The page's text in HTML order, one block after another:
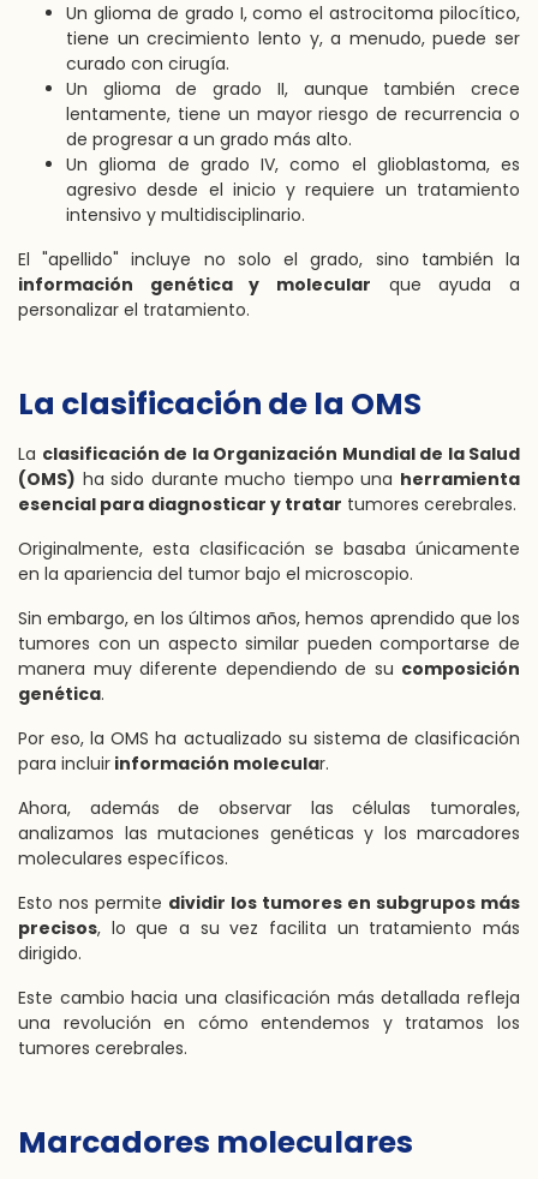
Un glioma de grado I, como el astrocitoma pilocítico,
tiene un crecimiento lento y, a menudo, puede ser
curado con cirugía.
Un glioma de grado II, aunque también crece
lentamente, tiene un mayor riesgo de recurrencia o
de progresar a un grado más alto.
Un glioma de grado IV, como el glioblastoma, es
agresivo desde el inicio y requiere un tratamiento
intensivo y multidisciplinario.
El "apellido" incluye no solo el grado, sino también la
información genética y molecular que ayuda a
personalizar el tratamiento.
La clasificación de la OMS
La clasificación de la Organización Mundial de la Salud
(OMS) ha sido durante mucho tiempo una herramienta
esencial para diagnosticar y tratar tumores cerebrales.
Originalmente, esta clasificación se basaba únicamente
en la apariencia del tumor bajo el microscopio.
Sin embargo, en los últimos años, hemos aprendido que los
tumores con un aspecto similar pueden comportarse de
manera muy diferente dependiendo de su composición
genética.
Por eso, la OMS ha actualizado su sistema de clasificación
para incluir información molecular.
Ahora, además de observar las células tumorales,
analizamos las mutaciones genéticas y los marcadores
moleculares específicos.
Esto nos permite dividir los tumores en subgrupos más
precisos, lo que a su vez facilita un tratamiento más
dirigido.
Este cambio hacia una clasificación más detallada refleja
una revolución en cómo entendemos y tratamos los
tumores cerebrales.
Marcadores moleculares